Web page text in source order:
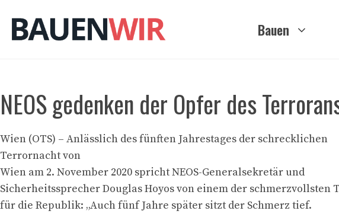
Inhalt
springen
Bauen
NEOS gedenken der Opfer des
Wien (OTS) – Anlässlich des fünften Jahrestages der schrecklichen
Terrornacht von
Wien am 2. November 2020 spricht NEOS-Generalsekretär und
Sicherheitssprecher Douglas Hoyos von einem der schmerzvollsten
für die Republik: „Auch fünf Jahre später sitzt der Schmerz tief.